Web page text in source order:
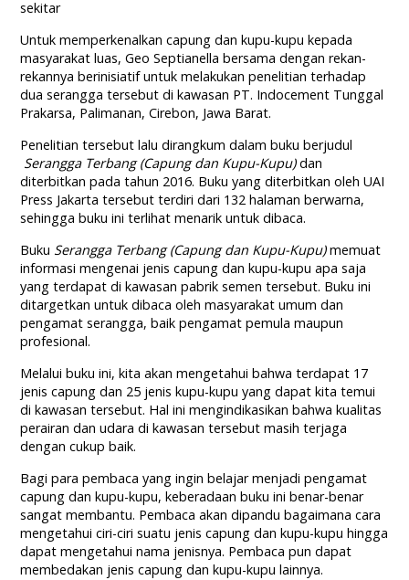
sekitar
Untuk memperkenalkan capung dan kupu-kupu kepada
masyarakat luas, Geo Septianella bersama dengan rekan-
rekannya berinisiatif untuk melakukan penelitian terhadap
dua serangga tersebut di kawasan PT. Indocement Tunggal
Prakarsa, Palimanan, Cirebon, Jawa Barat.
Penelitian tersebut lalu dirangkum dalam buku berjudul
Serangga Terbang (Capung dan Kupu-Kupu)dan
diterbitkan pada tahun 2016. Buku yang diterbitkan oleh UAI
Press Jakarta tersebut terdiri dari 132 halaman berwarna,
sehingga buku ini terlihat menarik untuk dibaca.
Buku Serangga Terbang (Capung dan Kupu-Kupu)memuat
informasi mengenai jenis capung dan kupu-kupu apa saja
yang terdapat di kawasan pabrik semen tersebut. Buku ini
ditargetkan untuk dibaca oleh masyarakat umum dan
pengamat serangga, baik pengamat pemula maupun
profesional.
Melalui buku ini, kita akan mengetahui bahwa terdapat 17
jenis capung dan 25 jenis kupu-kupu yang dapat kita temui
di kawasan tersebut. Hal ini mengindikasikan bahwa kualitas
perairan dan udara di kawasan tersebut masih terjaga
dengan cukup baik.
Bagi para pembaca yang ingin belajar menjadi pengamat
capung dan kupu-kupu, keberadaan buku ini benar-benar
sangat membantu. Pembaca akan dipandu bagaimana cara
mengetahui ciri-ciri suatu jenis capung dan kupu-kupu hingga
dapat mengetahui nama jenisnya. Pembaca pun dapat
membedakan jenis capung dan kupu-kupu lainnya.